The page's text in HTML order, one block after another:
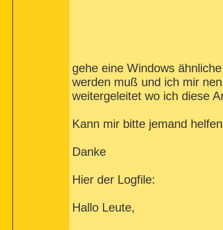
gehe eine Windows
werden muß und ich mir
weitergeleitet wo ich diese
Kann mir bitte jemand
Danke
Hier der Logfile:
Hallo Leute,